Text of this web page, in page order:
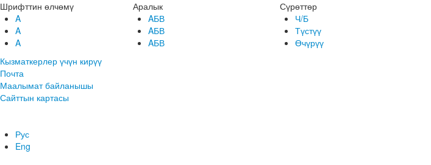
Шрифттин өлчөмү
A
A
A
Аралык
AБВ
AБВ
AБВ
Сүрөттөр
Ч/Б
Түстүү
Өчүрүү
Кызматкерлер үчүн кирүү
Почта
Маалымат байланышы
Сайттын картасы
Рус
Eng